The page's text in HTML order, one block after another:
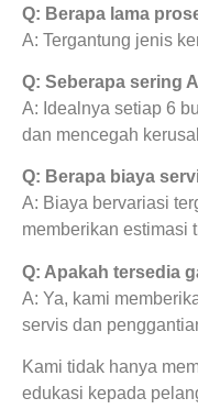
Q: Berapa lama
A: Tergantung jenis
Q: Seberapa sering
A: Idealnya setiap 6
dan mencegah
Q: Berapa biaya
A: Biaya bervariasi
memberikan estimasi
Q: Apakah tersedia
A: Ya, kami
servis dan
Kami tidak hanya
edukasi kepada